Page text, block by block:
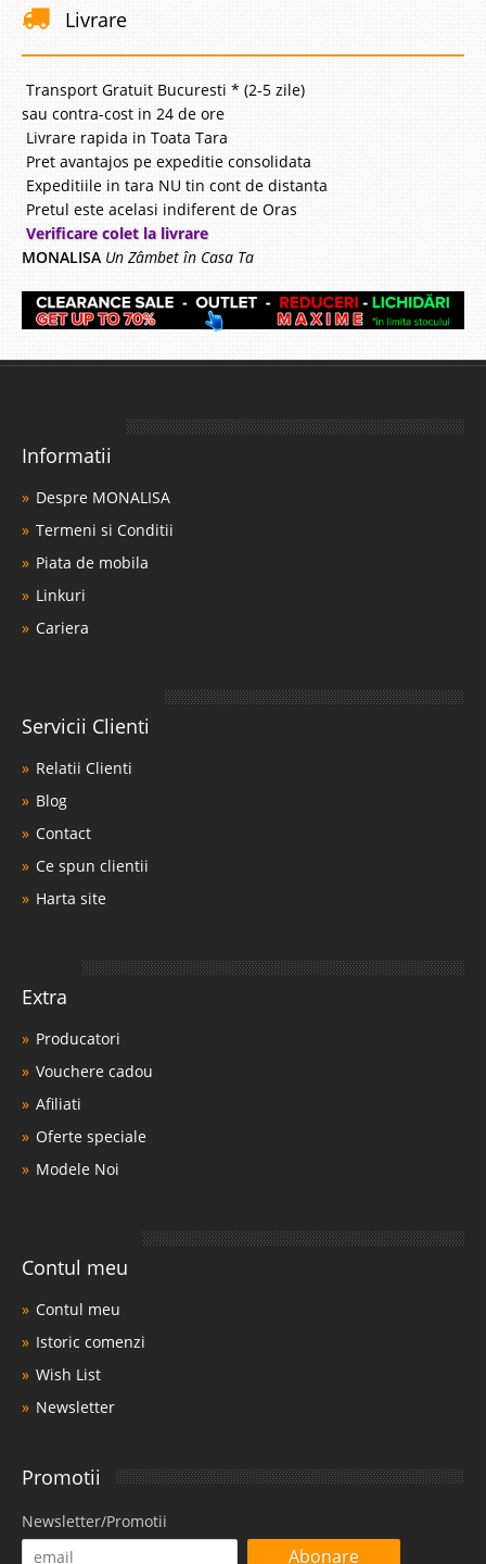
Livrare
Transport Gratuit Bucuresti * (2-5 zile)
sau contra-cost in 24 de ore
Livrare rapida in Toata Tara
Pret avantajos pe expeditie consolidata
Expeditiile in tara NU tin cont de distanta
Pretul este acelasi indiferent de Oras
Verificare colet la livrare
MONALISA Un Zâmbet în Casa Ta
Informatii
Despre MONALISA
Termeni si Conditii
Piata de mobila
Linkuri
Cariera
Servicii Clienti
Relatii Clienti
Blog
Contact
Ce spun clientii
Harta site
Extra
Producatori
Vouchere cadou
Afiliati
Oferte speciale
Modele Noi
Contul meu
Contul meu
Istoric comenzi
Wish List
Newsletter
Promotii
Newsletter/Promotii
Abonare